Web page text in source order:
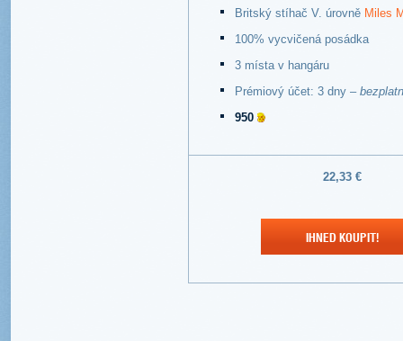
Britský stíhač V. úrovně Miles
100% vycvičená posádka
3 místa v hangáru
Prémiový účet: 3 dny –
950
22,33 €
IHNED KOUPIT!